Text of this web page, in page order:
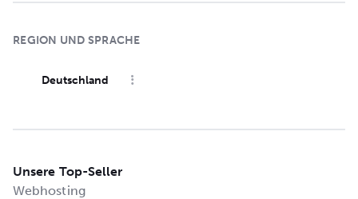
REGION UND SPRACHE
Deutschland
Unsere Top-Seller
Webhosting